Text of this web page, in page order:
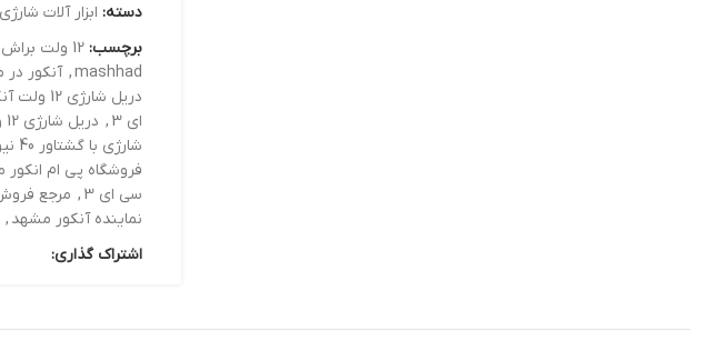
دسته: ابزار آلات شارژي
برچسب: 12 ولت براش لس آنکور
mashhad
, آنکور
دریل شارژی 12 ولت آنکور
ای 3
, دریل شارژی 12 ولت لیتیوم
شارژی با گشتاور 40 نیوتون
فروشگاه پی ام
سی ای 3
, مرجع فروش
نماینده آنکور مشهد ,
اشتراک گذاری: